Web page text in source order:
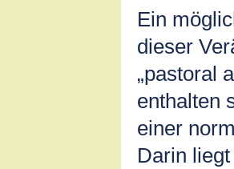
Ein
dieser
„pastoral
enthalten
einer
Darin